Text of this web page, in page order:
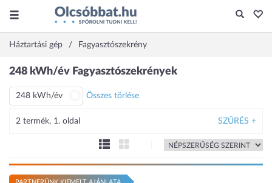
Háztartási gép Fagyasztószekrény
248 kWh/év Fagyasztószekrények
248 kWh/év Összes törlése
2 termék, 1. oldal SZŰRÉS +